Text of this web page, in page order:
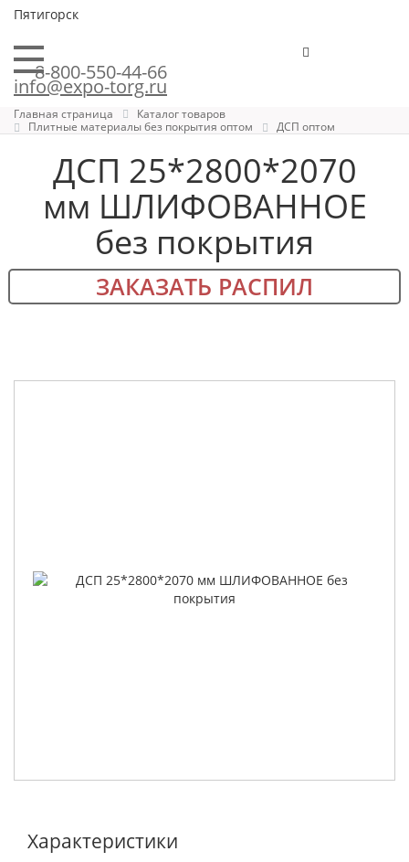
Пятигорск
8-800-550-44-66
info@expo-torg.ru
Главная страница
Каталог товаров
Плитные материалы без покрытия оптом
ДСП оптом
ДСП 25*2800*2070
мм ШЛИФОВАННОЕ
без покрытия
ЗАКАЗАТЬ РАСПИЛ
Характеристики